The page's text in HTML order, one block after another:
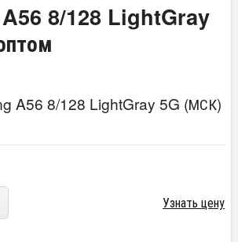
8/128 LightGray
A56 8/128 LightGray 5G (МСК)
Узнать цену